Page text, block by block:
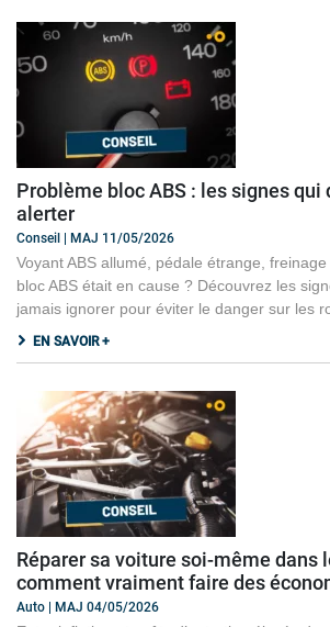
Problème bloc ABS : les signes qui
alerter
Conseil | MAJ 11/05/2026
Voyant ABS allumé, pédale étrange,
bloc ABS était en cause ? Découvrez les
jamais ignorer pour éviter le danger sur les
EN SAVOIR +
Réparer sa voiture soi-même dans
comment vraiment faire des
Auto | MAJ 04/05/2026